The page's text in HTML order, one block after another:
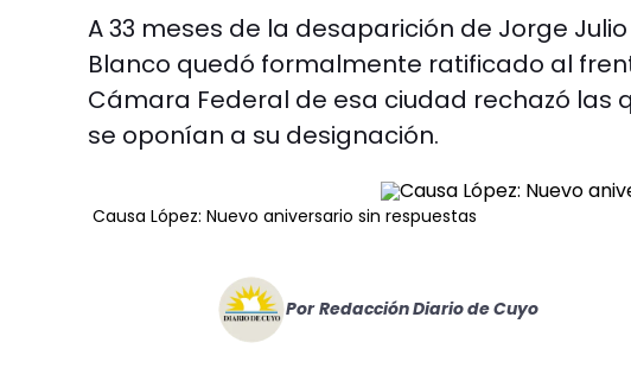
A 33 meses de la desaparición de Jorge
Blanco quedó formalmente ratificado al
Cámara Federal de esa ciudad rechazó las
se oponían a su designación.
Causa López: Nuevo aniversario sin respuestas
Por Redacción Diario de Cuyo